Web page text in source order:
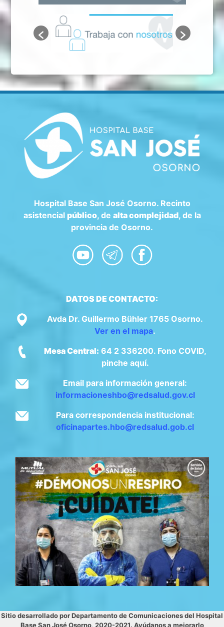
Hospital Base San José Osorno. Recinto
asistencial público, de alta complejidad, de la
provincia de Osorno.
DATOS DE CONTACTO:
Avda Dr. Guillermo Bühler 1765 Osorno.
Ver en el mapa.
Mesa Central: 64 2 336200. Fono COVID,
pinche aquí.
Email para información general:
informacioneshbo@redsalud.gov.cl
Para correspondencia institucional:
oficinapartes.hbo@redsalud.gob.cl
Sitio desarrollado por Departamento de Comunicaciones del Hospital
Base San José Osorno, 2020-2021. Ayúdanos a mejorarlo